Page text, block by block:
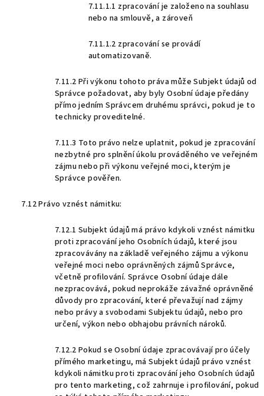
7.11.1.1 zpracování je založeno na souhlasu
nebo na smlouvě, a zároveň
7.11.1.2 zpracování se provádí
automatizovaně.
7.11.2 Při výkonu tohoto práva může Subjekt údajů od
Správce požadovat, aby byly Osobní údaje předány
přímo jedním Správcem druhému správci, pokud je to
technicky proveditelné.
7.11.3 Toto právo nelze uplatnit, pokud je zpracování
nezbytné pro splnění úkolu prováděného ve veřejném
zájmu nebo při výkonu veřejné moci, kterým je
Správce pověřen.
7.12 Právo vznést námitku:
7.12.1 Subjekt údajů má právo kdykoli vznést námitku
proti zpracování jeho Osobních údajů, které jsou
zpracovávány na základě veřejného zájmu a výkonu
veřejné moci nebo oprávněných zájmů Správce,
včetně profilování. Správce Osobní údaje dále
nezpracovává, pokud neprokáže závažné oprávněné
důvody pro zpracování, které převažují nad zájmy
nebo právy a svobodami Subjektu údajů, nebo pro
určení, výkon nebo obhajobu právních nároků.
7.12.2 Pokud se Osobní údaje zpracovávají pro účely
přímého marketingu, má Subjekt údajů právo vznést
kdykoli námitku proti zpracování jeho Osobních údajů
pro tento marketing, což zahrnuje i profilování, pokud